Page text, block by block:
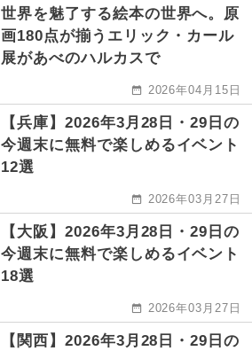
世界を魅了する絵本の世界へ。原
画180点が揃うエリック・カール
展があべのハルカスで
2026年04月15日
【兵庫】2026年3月28日・29日の
今週末に無料で楽しめるイベント
12選
2026年03月27日
【大阪】2026年3月28日・29日の
今週末に無料で楽しめるイベント
18選
2026年03月27日
【関西】2026年3月28日・29日の